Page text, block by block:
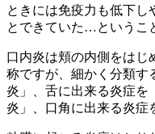
ときには免疫力も低下し
とできていた…というこ
口内炎は頬の内側をはじ
称ですが、細かく分類す
炎」、舌に出来る炎症を
炎」、口角に出来る炎症